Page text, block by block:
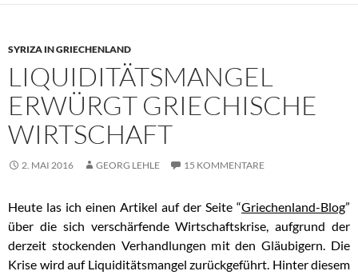
SYRIZA IN GRIECHENLAND
LIQUIDITÄTSMANGEL
ERWÜRGT GRIECHISCHE
WIRTSCHAFT
2. MAI 2016 GEORG LEHLE 15 KOMMENTARE
Heute las ich einen Artikel auf der Seite “Griechenland-Blog”
über die sich verschärfende Wirtschaftskrise, aufgrund der
derzeit stockenden Verhandlungen mit den Gläubigern. Die
Krise wird auf Liquiditätsmangel zurückgeführt. Hinter diesem